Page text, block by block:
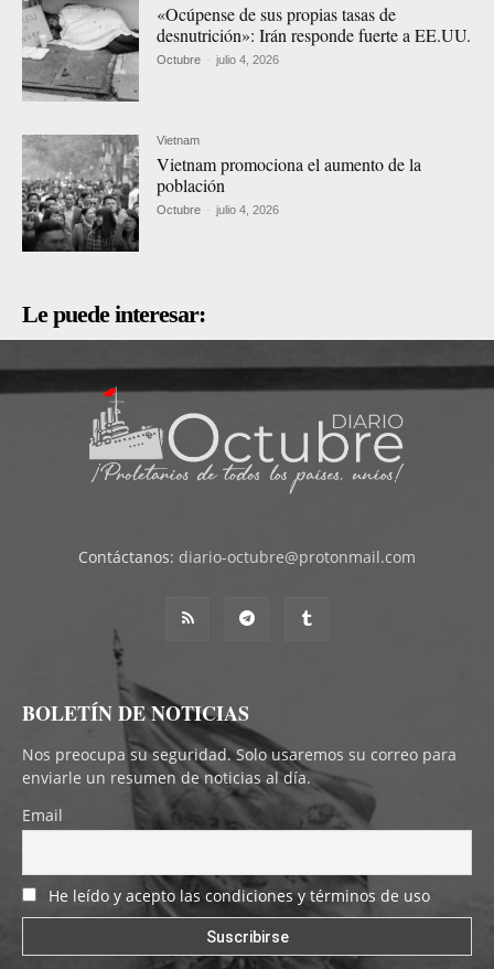
«Ocúpense de sus propias tasas de
desnutrición»: Irán responde fuerte a EE.UU.
Octubre - julio 4, 2026
Vietnam
Vietnam promociona el aumento de la
población
Octubre - julio 4, 2026
Le puede interesar:
Contáctanos: diario-octubre@protonmail.com
BOLETÍN DE NOTICIAS
Nos preocupa su seguridad. Solo usaremos su correo para
enviarle un resumen de noticias al día.
Email
He leído y acepto las condiciones y términos de uso